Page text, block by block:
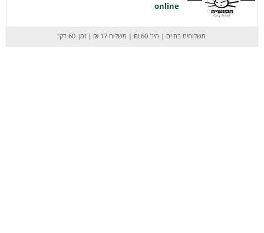
online
משלוחים בת ים | מינ' 60 ₪ | משלוח 17 ₪ | זמן: 60 דק’